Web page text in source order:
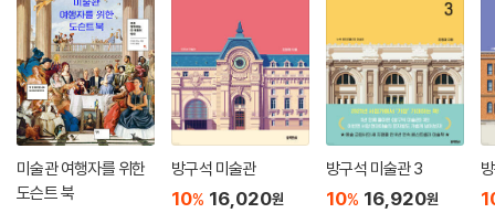
미술관 여행자를 위한
도슨트 북
방구석 미술관
10% 16,020원
방구석 미술관 3
10% 16,920원